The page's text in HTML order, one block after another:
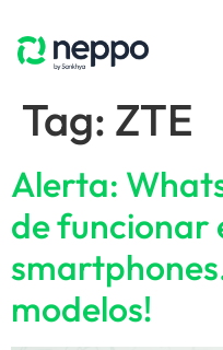
Tag: ZTE
Alerta:
de funcionar
modelos!